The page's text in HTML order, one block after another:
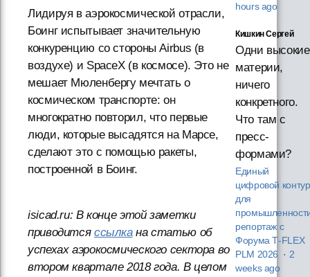
Лидируя в аэрокосмической отрасли,
Боинг испытывает значительную
конкуренцию со стороны Airbus (в
воздухе) и SpaceX (в космосе). Это не
мешает Мюленбергу мечтать о
космическом транспорте: он
многократно повторил, что первые
люди, которые высадятся на Марсе,
сделают это с помощью ракеты,
построенной в Боинг.
isicad.ru: В конце этой заметки
приводится ссылкана статью об
успехах аэрокосмического сектора во
втором квартале 2018 года. В целом
hours ago
Кишкин Сергей
Одни высокие
материи,
ничего
конкретного.
Что там с
пресс-
формами?
Единый
цифровой контур
для
репортаж с
Форума T‑FLEX
PLM 2026 · 2
weeks ago